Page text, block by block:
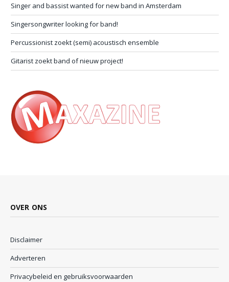
Singer and bassist wanted for new band in Amsterdam
Singersongwriter looking for band!
Percussionist zoekt (semi) acoustisch ensemble
Gitarist zoekt band of nieuw project!
OVER ONS
Disclaimer
Adverteren
Privacybeleid en gebruiksvoorwaarden